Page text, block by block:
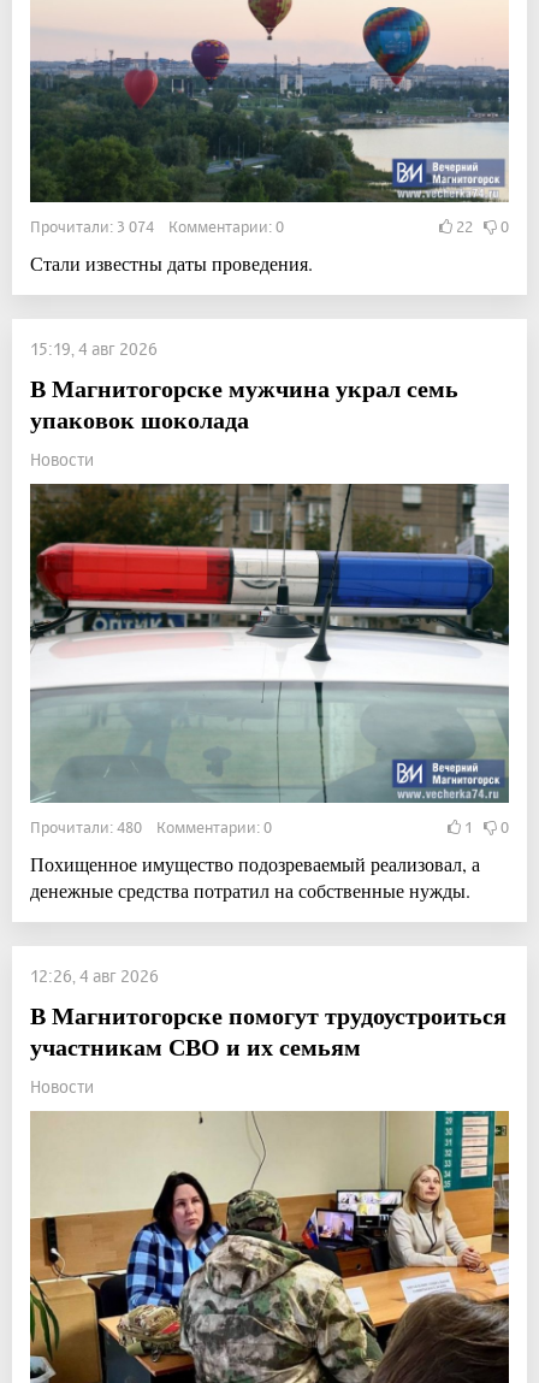
Прочитали: 3 074 Комментарии: 0 22 0
Стали известны даты проведения.
15:19, 4 авг 2026
В Магнитогорске мужчина украл семь
упаковок шоколада
Новости
Прочитали: 480 Комментарии: 0 1 0
Похищенное имущество подозреваемый реализовал, а
денежные средства потратил на собственные нужды.
12:26, 4 авг 2026
В Магнитогорске помогут трудоустроиться
участникам СВО и их семьям
Новости